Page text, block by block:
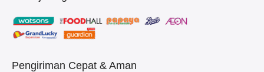
Pengiriman Cepat & Aman